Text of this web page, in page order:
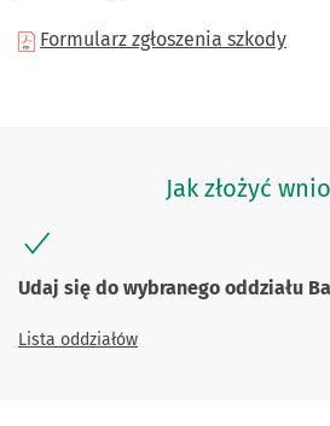
Formularz zgłoszenia szkody
Jak złożyć
Udaj się do wybranego oddziału
Lista oddziałów